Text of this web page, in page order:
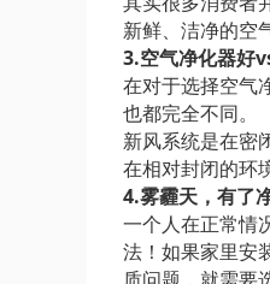
新鲜、洁净的空
3.空气净化器好
在对于选择空气
也都完全不同。
新风系统是在密
在相对封闭的环
4.雾霾天，有了
一个人在正常情
法！如果家里安